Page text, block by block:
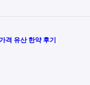
격 유산 한약 후기